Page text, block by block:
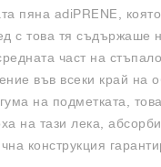
пяна adiPRENE,
с това тя съдържаше
част на
във всеки край на
на подметката,
на тази лека,
конструкция